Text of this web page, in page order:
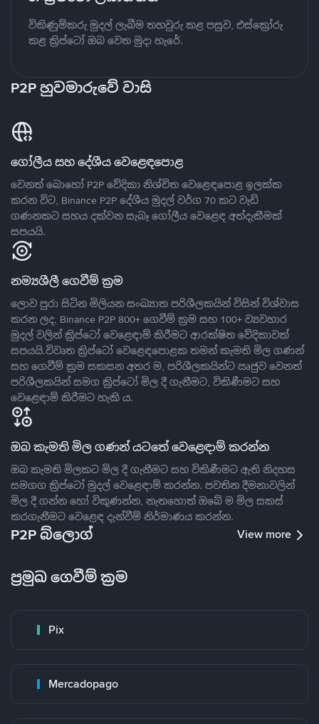
විකිණුම්කරු මුදල් ලැබීම තහවුරු කළ පසුව, එස්ක්‍රෝරු
කළ ක්‍රිප්ටෝ ඔබ වෙත මුදා හැරේ.
P2P හුවමාරුවේ වාසි
ගෝලීය සහ දේශීය වෙළෙඳපොළ
වෙනත් බොහෝ P2P වේදිකා නිශ්චිත වෙළෙඳපොළ ඉලක්ක
කරන විට, Binance P2P දේශීය මුදල් වර්ග 70 කට වැඩි
ගණනකට සහය දක්වන සැබෑ ගෝලීය වෙළෙඳ අත්දැකීමක්
සපයයි.
නම්‍යශීලී ගෙවීම් ක්‍රම
ලොව පුරා සිටින මිලියන සංඛ්‍යාත පරිශීලකයින් විසින් විශ්වාස
කරන ලද, Binance P2P 800+ ගෙවීම් ක්‍රම සහ 100+ ව්‍යවහාර
මුදල් වලින් ක්‍රිප්ටෝ වෙළෙඳාම් කිරීමට ආරක්ෂිත වේදිකාවක්
සපයයි.විවෘත ක්‍රිප්ටෝ වෙළෙඳපොළක තමන් කැමති මිල ගණන්
සහ ගෙවීම් ක්‍රම සකසන අතර ම, පරිශීලකයින්ට ඍජුව වෙනත්
පරිශීලකයින් සමග ක්‍රිප්ටෝ මිල දී ගැනීමට, විකිණීමට සහ
වෙළෙඳාම් කිරීමට හැකි ය.
ඔබ කැමති මිල ගණන් යටතේ වෙළෙඳාම් කරන්න
ඔබ කැමති මිලකට මිල දී ගැනීමට සහ විකිණීමට ඇති නිදහස
සමගග ක්‍රිප්ටෝ මුදල් වෙළෙඳාම් කරන්න. පවතින දීමනාවලින්
මිල දී ගන්න හෝ විකුණන්න, නැතහොත් ඔබේ ම මිල සකස්
කරගැනීමට වෙළෙඳ දැන්වීම් නිර්මාණය කරන්න.
P2P බ්ලොග් View more
ප්‍රමුඛ ගෙවීම් ක්‍රම
Pix
Mercadopago